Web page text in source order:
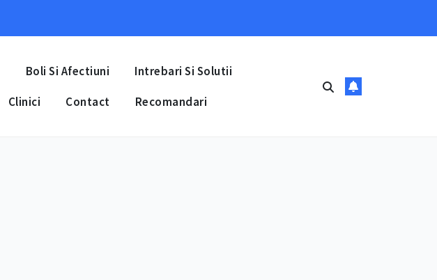
Boli Si Afectiuni Intrebari Si Solutii
Clinici Contact Recomandari